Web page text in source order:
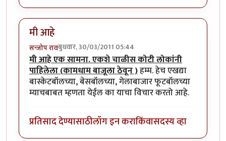
मी आहे
सन्जोप रावबुधवार, 30/03/2011 05:44
मी आहे एक सामना. एकशे चाळीस कोटी लोकांनी
पाहिलेला (कामधाम बाजूला ठेवून )हम्म. हेच एखद्या
बास्केटबॉलच्या, बेसबॉलच्या, गेलाबाजार फूटबॉलच्या
म्याचबाबत म्हणता येईल का याचा विचार करतो आहे.
प्रतिसाद देण्यासाठीलॉग इन कराकिंवासदस्य व्हा